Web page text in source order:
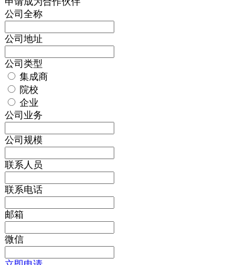
公司全称
公司地址
公司类型
集成商
院校
企业
公司业务
公司规模
联系人员
联系电话
邮箱
微信